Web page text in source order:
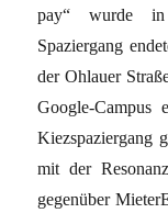
pay“ wurde in
Spaziergang
der Ohlauer
Google-Campus
Kiezspaziergang
mit der
gegenüber